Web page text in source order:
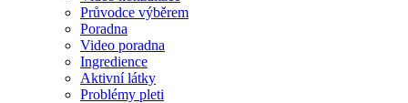
Průvodce výběrem
Poradna
Video poradna
Ingredience
Aktivní látky
Problémy pleti